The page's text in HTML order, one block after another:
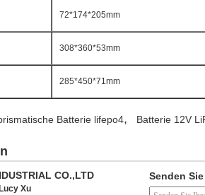
72*174*205mm
308*360*53mm
285*450*71mm
Batterie lifepo4, Batterie 12V
CO.,LTD
Lucy Xu
Senden